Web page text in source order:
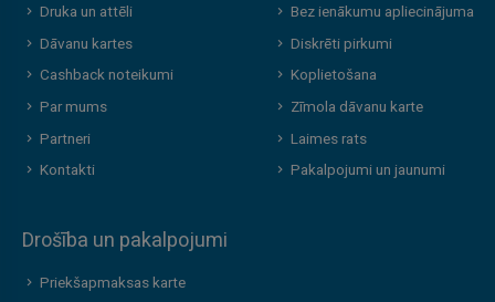
Druka un attēli
Dāvanu kartes
Cashback noteikumi
Par mums
Partneri
Kontakti
Bez ienākumu apliecinājuma
Diskrēti pirkumi
Koplietošana
Zīmola dāvanu karte
Laimes rats
Pakalpojumi un jaunumi
Drošība un pakalpojumi
Priekšapmaksas karte